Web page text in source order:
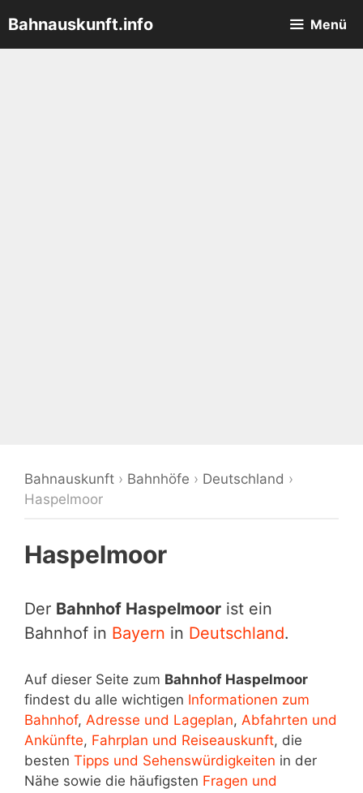
Inhalt
springen
Bahnauskunft.info Menü
Bahnauskunft › Bahnhöfe › Deutschland ›
Haspelmoor
Haspelmoor
Der Bahnhof Haspelmoor ist ein
Bahnhof in Bayern in Deutschland.
Auf dieser Seite zum Bahnhof Haspelmoor
findest du alle wichtigen Informationen zum
Bahnhof, Adresse und Lageplan, Abfahrten und
Ankünfte, Fahrplan und Reiseauskunft, die
besten Tipps und Sehenswürdigkeiten in der
Nähe sowie die häufigsten Fragen und